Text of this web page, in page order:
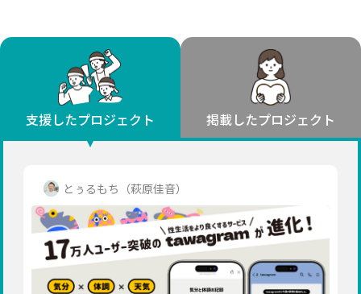
フード・農業
文化
環境・エシカル
人権・マイノリティ
社会貢献
地域からさがす 北海道・東北
北海道
山形
北海道 青森 岩手 宮城
秋田
福島
茨城 栃木 群馬
千葉
東京
神奈川
新潟 富山 石川 福井
長野
岐阜 静岡 愛知
近畿
三重 滋賀 京都 大阪
兵庫
奈良
和歌山
支援したプロジェクト 掲載したプロジェクト
とぅるもち（萩原佳音）